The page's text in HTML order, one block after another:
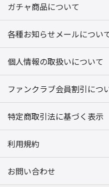
ガチャ商品について
各種お知らせメールについ
個人情報の取扱いについて
ファンクラブ会員割引につ
特定商取引法に基づく表示
利用規約
お問い合わせ